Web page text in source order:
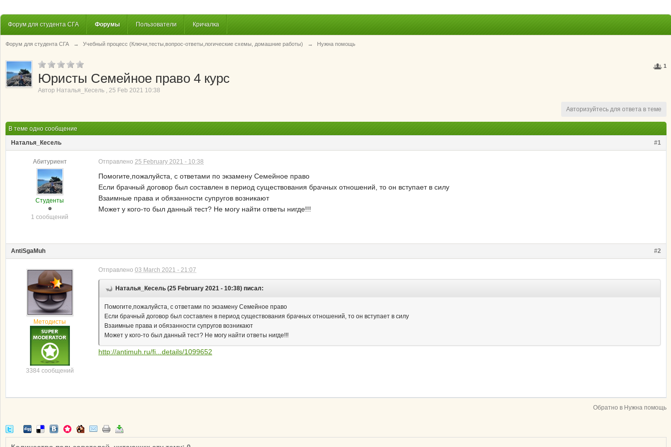
Форум для студента СГА Форумы Пользователи Кричалка
Форум для студента СГА → Учебный процесс (Ключи,тесты,вопрос-ответы,логические схемы, домашние работы) → Нужна помощь
1
Юристы Семейное право 4 курс
Автор Наталья_Кесель , 25 Feb 2021 10:38
Авторизуйтесь для ответа в теме
В теме одно сообщение
#1
Наталья_Кесель
Абитуриент
Студенты
1 сообщений
Отправлено 25 February 2021 - 10:38
Помогите,пожалуйста, с ответами по экзамену Семейное право
Если брачный договор был составлен в период существования брачных отношений, то он вступает в силу
Взаимные права и обязанности супругов возникают
Может у кого-то был данный тест? Не могу найти ответы нигде!!!
#2
AntiSgaMuh
Методисты
3384 сообщений
Отправлено 03 March 2021 - 21:07
Наталья_Кесель (25 February 2021 - 10:38) писал:
Помогите,пожалуйста, с ответами по экзамену Семейное право
Если брачный договор был составлен в период существования брачных отношений, то он вступает в силу
Взаимные права и обязанности супругов возникают
Может у кого-то был данный тест? Не могу найти ответы нигде!!!
http://antimuh.ru/fi...details/1099652
Обратно в Нужна помощь